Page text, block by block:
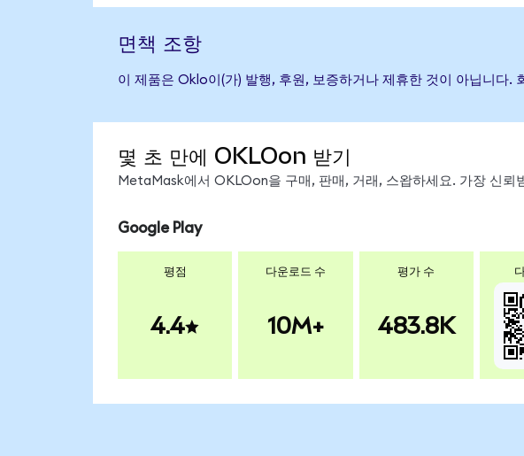
면책 조항
이 제품은 Oklo이(가) 발행, 후원, 보증하거나 제휴한 것이 아닙니다.
몇 초 만에 OKLOon 받기
MetaMask에서 OKLOon을 구매, 판매, 거래, 스왑하세요. 가장 신뢰
Google Play
평점
4.4
다운로드 수
10M+
평가 수
483.8K